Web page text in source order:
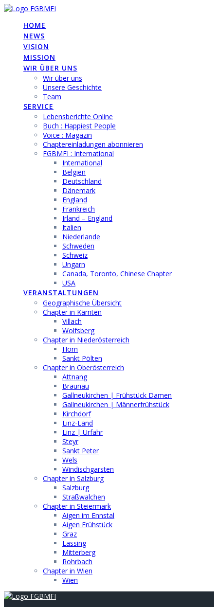
Skip
contentHOME
NEWS
VISION
MISSION
WIR ÜBER UNS
Wir über uns
Unsere Geschichte
Team
SERVICE
Lebensberichte Online
Buch : Happiest People
Voice : Magazin
Chaptereinladungen abonnieren
FGBMFI : International
International
Belgien
Deutschland
Dänemark
England
Frankreich
Irland – England
Italien
Niederlande
Schweden
Schweiz
Ungarn
Canada, Toronto, Chinese Chapter
USA
VERANSTALTUNGEN
Geographische Übersicht
Chapter in Kärnten
Villach
Wolfsberg
Chapter in Niederösterreich
Horn
Sankt Pölten
Chapter in Oberösterreich
Attnang
Braunau
Gallneukirchen | Frühstück Damen
Gallneukirchen | Männerfrühstück
Kirchdorf
Linz-Land
Linz | Urfahr
Steyr
Sankt Peter
Wels
Windischgarsten
Chapter in Salzburg
Salzburg
Straßwalchen
Chapter in Steiermark
Aigen im Ennstal
Aigen Frühstück
Graz
Lassing
Mitterberg
Rohrbach
Chapter in Wien
Wien